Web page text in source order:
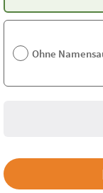
Ohne